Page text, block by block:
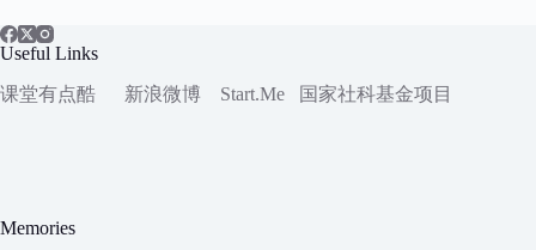
Useful Links
课堂有点酷
新浪微博 Start.Me 国家社科基金项目
Memories